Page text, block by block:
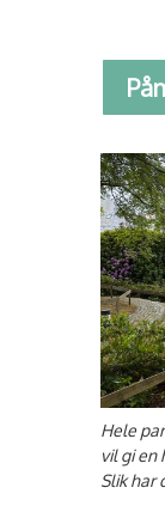
Hele
vil gi
Slik har